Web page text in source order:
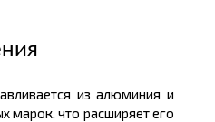
из алюминия и
марок, что расширяет его